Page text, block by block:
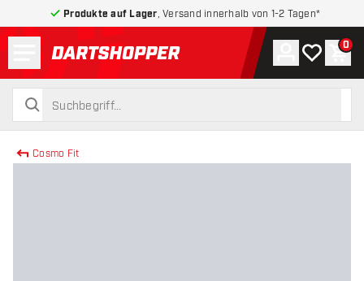
Produkte auf Lager , Versand innerhalb von 1-2 Tagen*
zurück zur Startseite
suchen
suchen
Konto
Meine 0
Cosmo Fit